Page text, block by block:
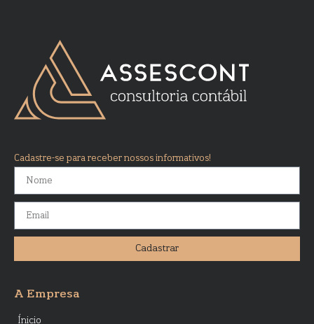
Cadastre-se para receber nossos informativos!
Cadastrar
A Empresa
Ínicio